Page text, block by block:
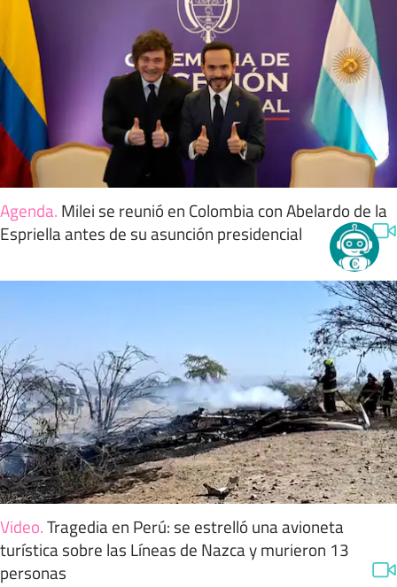
Agenda. Milei se reunió en Colombia con Abelardo de la
Espriella antes de su asunción presidencial
Video.Tragedia en Perú: se estrelló una avioneta
turística sobre las Líneas de Nazca y murieron 13
personas